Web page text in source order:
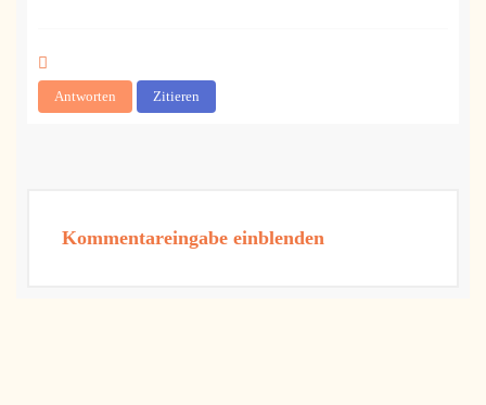
Antworten Zitieren
Kommentareingabe einblenden